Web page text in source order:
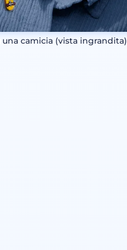
una camicia (vista ingrandita)